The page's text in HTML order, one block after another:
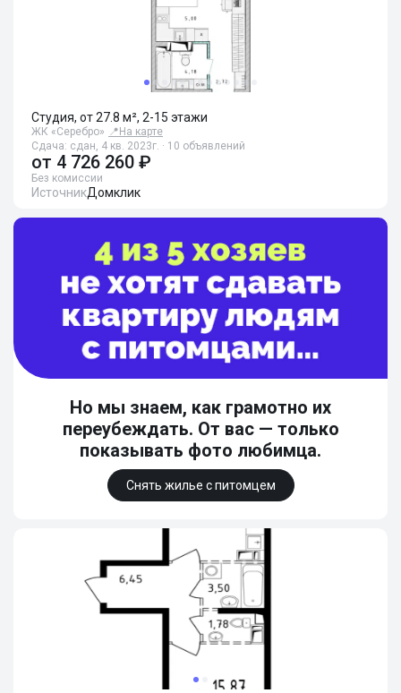
Студия, от 27.8 м², 2-15 этажи
ЖК «Серебро» 📍 На карте
Сдача: сдан, 4 кв. 2023г. · 10 объявлений
от 4 726 260 ₽
Без комиссии
ИсточникДомклик
Но мы знаем, как грамотно их
переубеждать. От вас — только
показывать фото любимца.
Снять жилье с питомцем